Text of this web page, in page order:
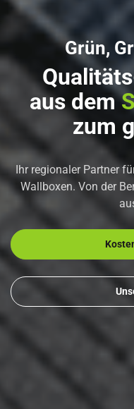
Grün,
aus dem
zum
Ihr regionaler Partner
Wallboxen. Von der